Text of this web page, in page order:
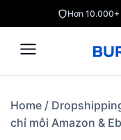
to
content
Hơn
Home /
chỉ mỗi Amazon &